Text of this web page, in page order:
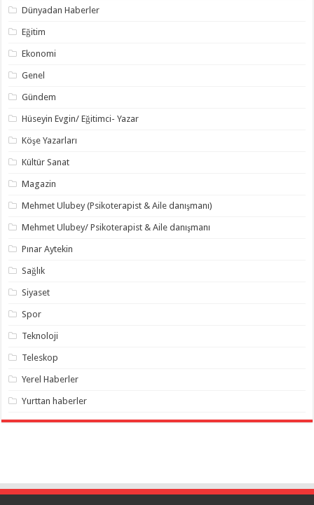
Dünyadan Haberler
Eğitim
Ekonomi
Genel
Gündem
Hüseyin Evgin/ Eğitimci- Yazar
Köşe Yazarları
Kültür Sanat
Magazin
Mehmet Ulubey (Psikoterapist & Aile danışmanı)
Mehmet Ulubey/ Psikoterapist & Aile danışmanı
Pınar Aytekin
Sağlık
Siyaset
Spor
Teknoloji
Teleskop
Yerel Haberler
Yurttan haberler